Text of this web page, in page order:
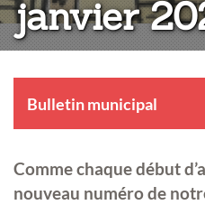
janvier
Bulletin municipal
Comme chaque début
nouveau numéro de